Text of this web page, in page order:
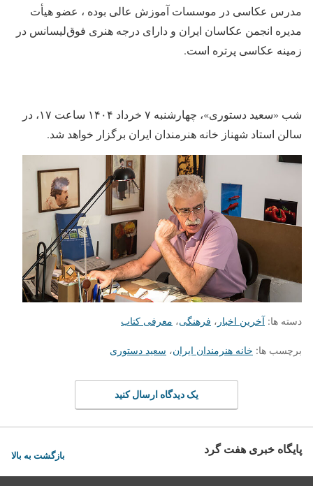
مدرس عکاسی در موسسات آموزش عالی بوده ، عضو هیأت
مدیره انجمن عکاسان ایران و دارای درجه هنری فوق‌لیسانس در
زمینه عکاسی پرتره است.
شب «سعید دستوری»، چهارشنبه ۷ خرداد ۱۴۰۴ ساعت ۱۷، در
سالن استاد شهناز خانه هنرمندان ایران برگزار خواهد شد.
دسته ها: آخرین اخبار ، فرهنگی، معرفی کتاب
برچسب ها: خانه هنرمندان ایران، سعید دستوری
یک دیدگاه ارسال کنید
پایگاه خبری هفت گرد بازگشت به بالا